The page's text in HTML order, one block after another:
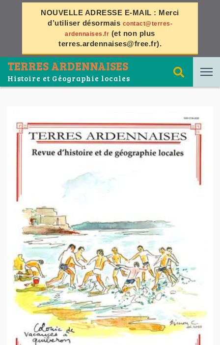
NOUVELLE ADRESSE E-MAIL : Merci
d’utiliser désormais contact@terres-
ardennaises.fr (et non plus
terres.ardennaises@free.fr).
TERRES ARDENNAISES
Histoire et Géographie locales